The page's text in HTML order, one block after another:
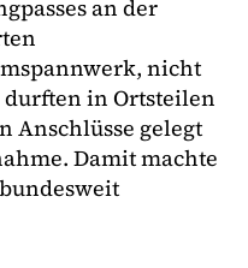
an der
nicht
in Ortsteilen
Anschlüsse gelegt
Damit machte